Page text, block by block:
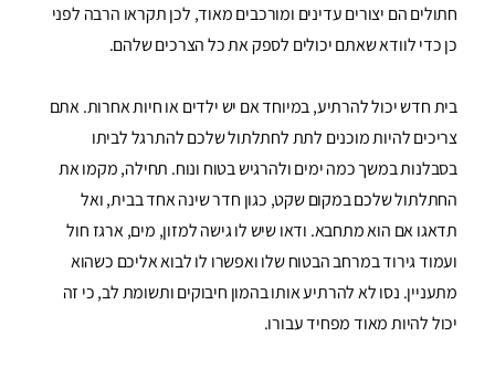
חתולים הם יצורים עדינים ומורכבים מאוד, לכן תקראו הרבה לפני
כן כדי לוודא שאתם יכולים לספק את כל הצרכים שלהם.
בית חדש יכול להרתיע, במיוחד אם יש ילדים או חיות אחרות. אתם
צריכים להיות מוכנים לתת לחתלתול שלכם להתרגל לביתו
בסבלנות במשך כמה ימים ולהרגיש בטוח ונוח. תחילה, מקמו את
החתלתול שלכם במקום שקט, כגון חדר שינה אחד בבית, ואל
תדאגו אם הוא מתחבא. ודאו שיש לו גישה למזון, מים, ארגז חול
ועמוד גירוד במרחב הבטוח שלו ואפשרו לו לבוא אליכם כשהוא
מתעניין. נסו לא להרתיע אותו בהמון חיבוקים ותשומת לב, כי זה
יכול להיות מאוד מפחיד עבורו.